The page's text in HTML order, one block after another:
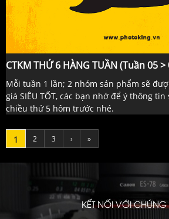
CTKM THỨ 6 HÀNG TUẦN (Tuần 05
Mỗi tuần 1 lần; 2 nhóm sản phẩm sẽ
giá SIÊU TỐT, các bạn nhớ để ý thông
chiều thứ 5 hôm trước nhé.
1 2 3 › »
KẾT NỐI VỚI CHÚNG